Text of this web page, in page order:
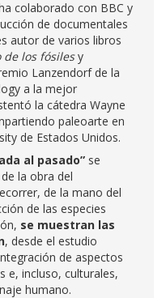
colaborado con BBC y
de documentales
autor de varios libros
de los fósilesy
Lanzendorf de la
a la mejor
la cátedra Wayne
paleoarte en
de Estados Unidos.
al pasado” se
la obra del
de la mano del
de las especies
se muestran las
, desde el estudio
de aspectos
e, incluso, culturales,
humano.